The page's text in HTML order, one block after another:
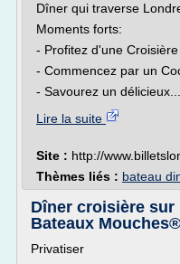
Dîner qui traverse
Moments forts:
- Profitez d'une
- Commencez par un
- Savourez un délicieux...
Lire la suite
Site : http://
Thèmes liés : bateau
Dîner croisière sur
Bateaux Mouches®
Privatiser